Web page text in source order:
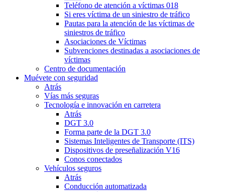
Teléfono de atención a víctimas 018
Si eres víctima de un siniestro de tráfico
Pautas para la atención de las víctimas de
siniestros de tráfico
Asociaciones de Víctimas
Subvenciones destinadas a asociaciones de
víctimas
Centro de documentación
Muévete con seguridad
Atrás
Vías más seguras
Tecnología e innovación en carretera
Atrás
DGT 3.0
Forma parte de la DGT 3.0
Sistemas Inteligentes de Transporte (ITS)
Dispositivos de preseñalización V16
Conos conectados
Vehículos seguros
Atrás
Conducción automatizada